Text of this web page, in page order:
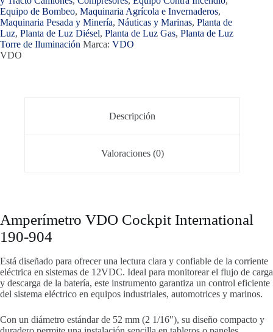
Equipo de Bombeo, Maquinaria Agrícola e Invernaderos,
Maquinaria Pesada y Minería, Náuticas y Marinas, Planta de
Luz, Planta de Luz Diésel, Planta de Luz Gas, Planta de Luz
Torre de Iluminación Marca: VDO
VDO
Descripción
Valoraciones (0)
Amperímetro VDO Cockpit International
190-904
Está diseñado para ofrecer una lectura clara y confiable de la corriente
eléctrica en sistemas de 12VDC. Ideal para monitorear el flujo de carga
y descarga de la batería, este instrumento garantiza un control eficiente
del sistema eléctrico en equipos industriales, automotrices y marinos.
Con un diámetro estándar de 52 mm (2 1/16″), su diseño compacto y